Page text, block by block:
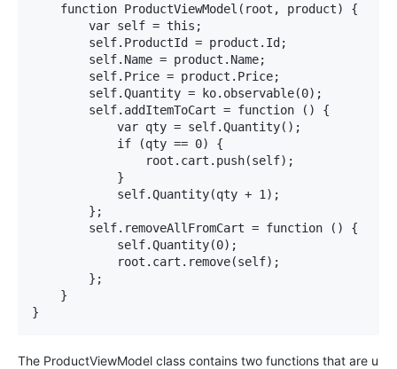
    function ProductViewModel(root, product) {
        var self = this;
        self.ProductId = product.Id;
        self.Name = product.Name;
        self.Price = product.Price;
        self.Quantity = ko.observable(0);
        self.addItemToCart = function () {
            var qty = self.Quantity();
            if (qty == 0) {
                root.cart.push(self);
            }
            self.Quantity(qty + 1);
        };
        self.removeAllFromCart = function () {
            self.Quantity(0);
            root.cart.remove(self);
        };
    }
}
The ProductViewModel class contains two functions that are u